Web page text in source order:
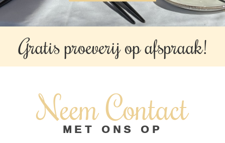
Gratis proeverij opafspraak!
Neem Contact
MET ONS OP